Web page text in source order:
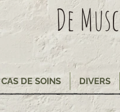
De
CAS DE SOINS DIVERS